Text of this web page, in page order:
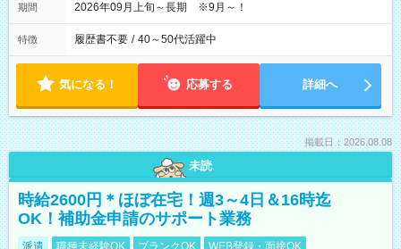
期間 2026年09月上旬～長期 ※9月～！
特徴 履歴書不要 / 40～50代活躍中
気になる！ 応募する 詳細へ
掲載日：2026.08.08
未読
時給2600円＊ほぼ在宅！週3～4日＆16時迄
OK！補助金申請のサポート業務
派遣 職種未経験OK ブランクOK WEB登録・面接OK